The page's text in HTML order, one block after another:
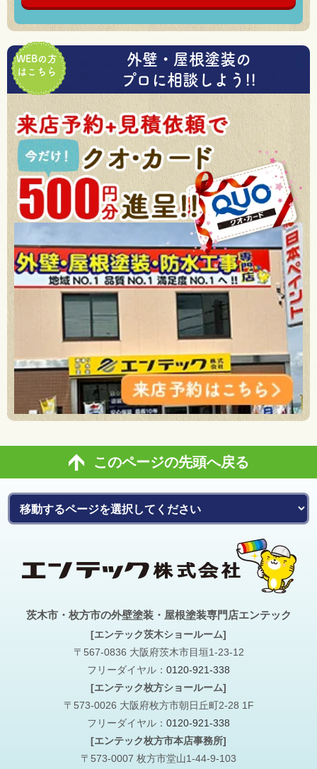
WEBの方
はこちら
外壁・屋根塗装の
プロに相談しよう!!
このページの先頭へ戻る
茨木市・枚方市の外壁塗装・屋根塗装専門店エンテック
[エンテック茨木ショールーム]
〒567-0836 大阪府茨木市目垣1-23-12
フリーダイヤル： 0120-921-338
[エンテック枚方ショールーム]
〒573-0026 大阪府枚方市朝日丘町2-28 1F
フリーダイヤル： 0120-921-338
[エンテック枚方市本店事務所]
〒573-0007 枚方市堂山1-44-9-103